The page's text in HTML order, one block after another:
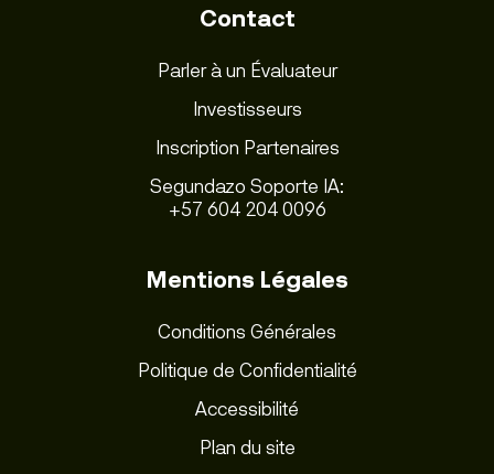
Contact
Parler à un Évaluateur
Investisseurs
Inscription Partenaires
Segundazo Soporte IA:
+57 604 204 0096
Mentions Légales
Conditions Générales
Politique de Confidentialité
Accessibilité
Plan du site